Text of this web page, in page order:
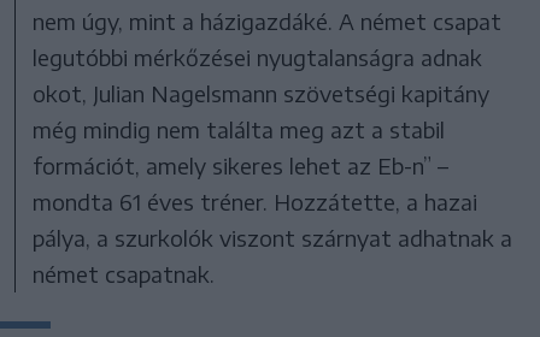
nem úgy, mint a házigazdáké. A német csapat
legutóbbi mérkőzései nyugtalanságra adnak
okot, Julian Nagelsmann szövetségi kapitány
még mindig nem találta meg azt a stabil
formációt, amely sikeres lehet az Eb-n” –
mondta 61 éves tréner. Hozzátette, a hazai
pálya, a szurkolók viszont szárnyat adhatnak a
német csapatnak.